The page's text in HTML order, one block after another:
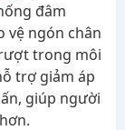
đâm
vệ ngón chân
trong môi
trợ giảm áp
giúp người